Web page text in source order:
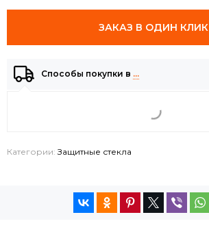
ЗАКАЗ В ОДИН КЛИК
Способы покупки в …
Категории:Защитные стекла